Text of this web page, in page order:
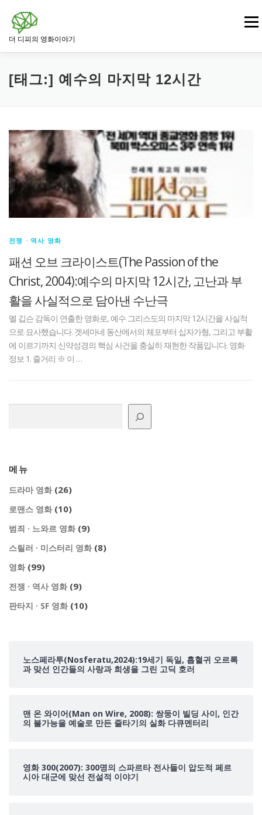
바
더 디피의 영화이야기
메뉴
영화 드라마 영화 범죄 · 느와르 영화
스릴러 · 미스터리 영화
[태그:] 예수의 마지막 12시간
전쟁 · 역사 영화
패션 오브 크라이스트(The Passion of the
Christ, 2004):예수의 마지막 12시간, 고난과 부
활을 사실적으로 담아낸 수난극
멜 깁슨 감독이 연출한 영화로, 예수 그리스도의 마지막 12시간을 사실적
으로 묘사했습니다. 겟세마네 동산에서의 체포부터 십자가형, 그리고 부활
에 이르기까지 신약성경의 핵심 사건을 충실히 재현한 작품입니다. 영화
정보 1. 줄거리 ※ 이 …
메뉴
드라마 영화(26)
로맨스 영화(10)
범죄 · 느와르 영화(9)
스릴러 · 미스터리 영화(8)
영화(99)
전쟁 · 역사 영화(9)
판타지 · SF 영화(10)
노스페라투(Nosferatu,2024):19세기 독일, 흡혈귀 오르록
과 맞선 인간들의 사랑과 희생을 그린 고딕 호러
맨 온 와이어(Man on Wire, 2008): 쌍둥이 빌딩 사이, 인간
의 불가능을 예술로 만든 줄타기의 실화 다큐멘터리
영화 300(2007): 300명의 스파르타 전사들이 압도적 페르
시아 대군에 맞선 전설적 이야기